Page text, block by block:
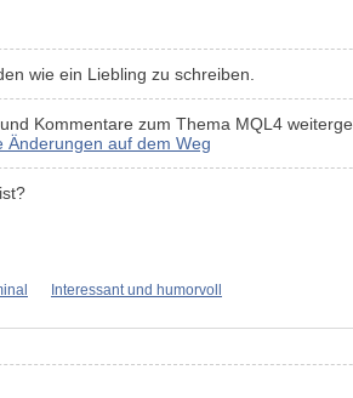
wie ein Liebling zu schreiben.
Kommentare zum Thema MQL4
auf dem Weg
Interessant und humorvoll